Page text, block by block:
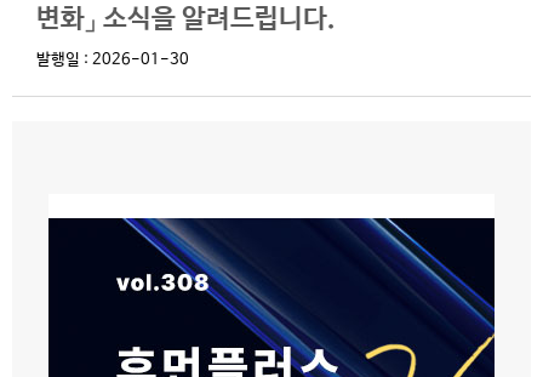
변화」 소식을 알려드립니다.
발행일 : 2026-01-30